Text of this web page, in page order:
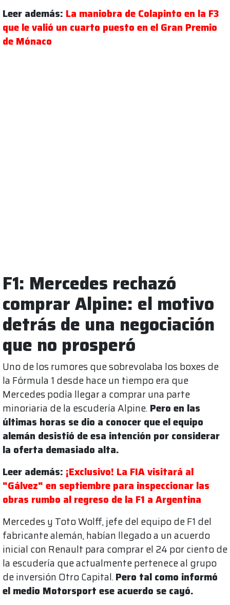
Leer además: La maniobra de Colapinto en la F3
que le valió un cuarto puesto en el Gran Premio
de Mónaco
F1: Mercedes rechazó
comprar Alpine: el motivo
detrás de una negociación
que no prosperó
Uno de los rumores que sobrevolaba los boxes de
la Fórmula 1 desde hace un tiempo era que
Mercedes podía llegar a comprar una parte
minoriaria de la escudería Alpine. Pero en las
últimas horas se dio a conocer que el equipo
alemán desistió de esa intención por considerar
la oferta demasiado alta.
Leer además: ¡Exclusivo! La FIA visitará al
"Gálvez" en septiembre para inspeccionar las
obras rumbo al regreso de la F1 a Argentina
Mercedes y Toto Wolff, jefe del equipo de F1 del
fabricante alemán, habían llegado a un acuerdo
inicial con Renault para comprar el 24 por ciento de
la escudería que actualmente pertenece al grupo
de inversión Otro Capital.Pero tal como informó
el medio Motorsport ese acuerdo se cayó.